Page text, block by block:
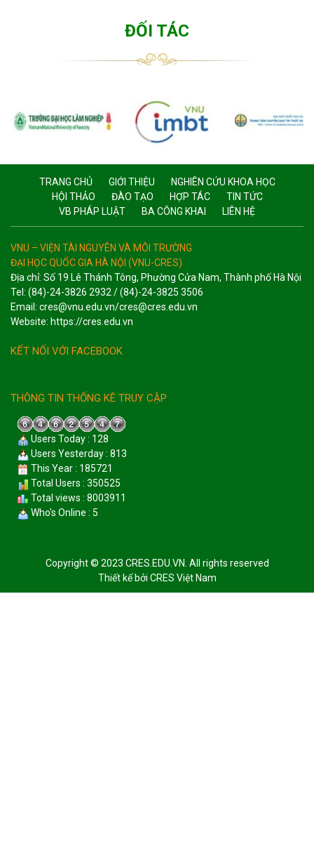
ĐỐI TÁC
TRANG CHỦ GIỚI THIỆU
NGHIÊN CỨU KHOA HỌC
HỘI THẢO
ĐÀO TẠO HỢP TÁC
TIN TỨC
VB PHÁP LUẬT
BA CÔNG KHAI LIÊN HỆ
VNU – VIỆN TÀI NGUYÊN VÀ MÔI TRƯỜNG
ĐẠI HỌC QUỐC GIA HÀ NỘI (VNU-CRES)
Địa chỉ: Số 19 Lê Thánh Tông, Phường Cửa Nam, Thành phố Hà Nội
Tel: (84)-24-3826 2932 / (84)-24-3825 3506
Email: cres@vnu.edu.vn/cres@cres.edu.vn
Website: https://cres.edu.vn
KẾT NỐI VỚI FACEBOOK
THÔNG TIN THỐNG KÊ TRUY CẬP
Users Today : 128
Users Yesterday : 813
This Year : 185721
Total Users : 350525
Total views : 8003911
Who's Online : 5
Copyright © 2023 CRES.EDU.VN. All rights reserved
Thiết kế bởi CRES Việt Nam